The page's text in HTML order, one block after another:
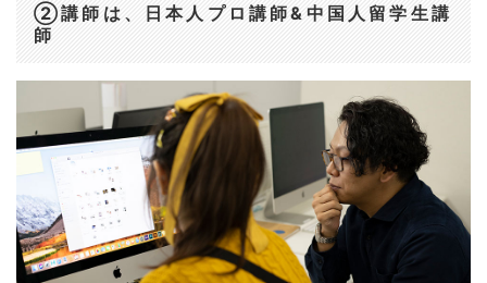
②講師は、日本人プロ講師&中国人留学生講
師